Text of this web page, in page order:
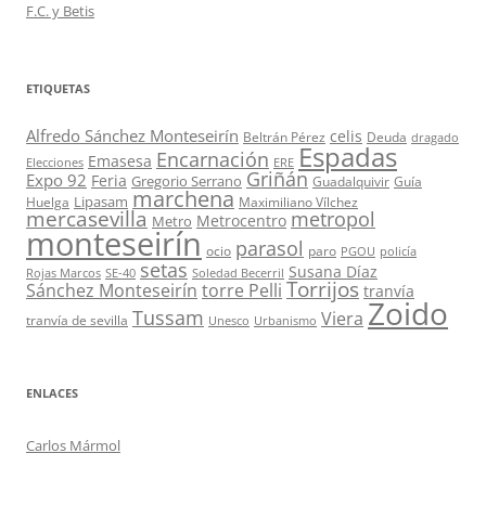
F.C. y Betis
ETIQUETAS
Alfredo Sánchez Monteseirín Beltrán Pérez celis Deuda dragado
Elecciones Emasesa Encarnación ERE Espadas
Expo 92 Feria Gregorio Serrano Griñán Guadalquivir Guía
Huelga Lipasam marchena Maximiliano Vílchez
mercasevilla Metro Metrocentro metropol
monteseirín ocio parasol paro PGOU policía
Rojas Marcos SE-40 setas Soledad Becerril Susana Díaz
Sánchez Monteseirín torre Pelli Torrijos tranvía
tranvía de sevilla Tussam Unesco Urbanismo Viera Zoido
ENLACES
Carlos Mármol